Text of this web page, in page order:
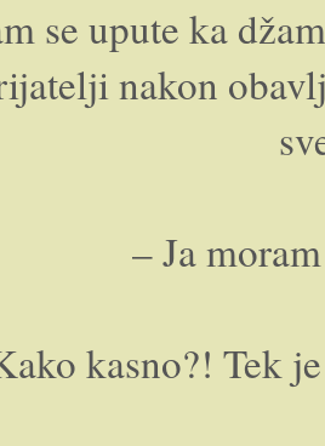
se upute ka
nakon
– Ja
kasno?! Tek